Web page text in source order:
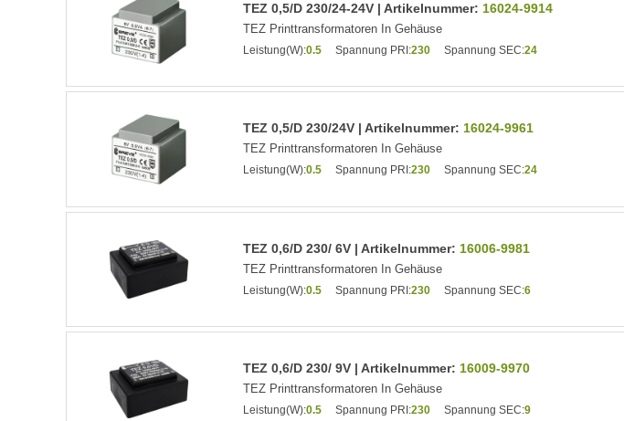
TEZ 0,5/D 230/24-24V | Artikelnummer: 16024-9914
TEZ Printtransformatoren In Gehäuse
Leistung(W):0.5 Spannung PRI:230 Spannung SEC:24
TEZ 0,5/D 230/24V | Artikelnummer: 16024-9961
TEZ Printtransformatoren In Gehäuse
Leistung(W):0.5 Spannung PRI:230 Spannung SEC:24
TEZ 0,6/D 230/ 6V | Artikelnummer: 16006-9981
TEZ Printtransformatoren In Gehäuse
Leistung(W):0.5 Spannung PRI:230 Spannung SEC:6
TEZ 0,6/D 230/ 9V | Artikelnummer: 16009-9970
TEZ Printtransformatoren In Gehäuse
Leistung(W):0.5 Spannung PRI:230 Spannung SEC:9